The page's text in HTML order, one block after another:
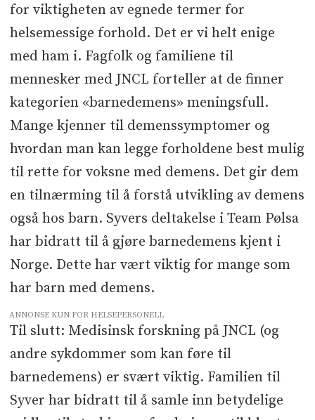
for viktigheten av egnede termer for
helsemessige forhold. Det er vi helt enige
med ham i. Fagfolk og familiene til
mennesker med JNCL forteller at de finner
kategorien «barnedemens» meningsfull.
Mange kjenner til demenssymptomer og
hvordan man kan legge forholdene best mulig
til rette for voksne med demens. Det gir dem
en tilnærming til å forstå utvikling av demens
også hos barn. Syvers deltakelse i Team Pølsa
har bidratt til å gjøre barnedemens kjent i
Norge. Dette har vært viktig for mange som
har barn med demens.
ANNONSE KUN FOR HELSEPERSONELL
Til slutt: Medisinsk forskning på JNCL (og
andre sykdommer som kan føre til
barnedemens) er svært viktig. Familien til
Syver har bidratt til å samle inn betydelige